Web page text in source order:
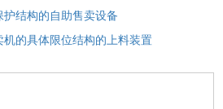
结构的自助售卖设备
机的具体限位结构的上料装置